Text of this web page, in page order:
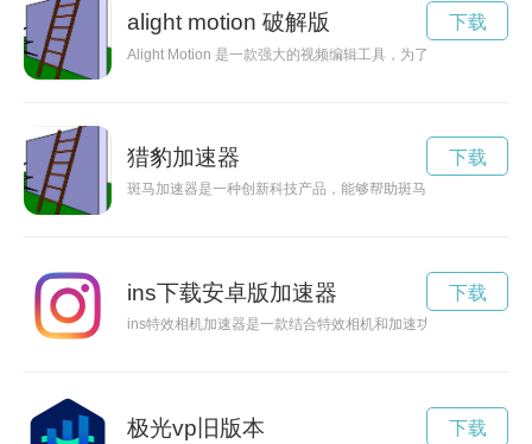
alight motion 破解版
Alight Motion 是一款强大的视频编辑工具，为了提升用户体验
下载
猎豹加速器
斑马加速器是一种创新科技产品，能够帮助斑马加速奔跑，提
下载
ins下载安卓版加速器
ins特效相机加速器是一款结合特效相机和加速功能的创新摄影
下载
极光vp旧版本 下载